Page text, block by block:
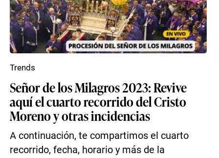
Señor de los Milagros 2023: Revive
aquí el cuarto recorrido del Cristo
Moreno y otras incidencias
A continuación, te compartimos el cuarto
recorrido, fecha, horario y más de la
Trends